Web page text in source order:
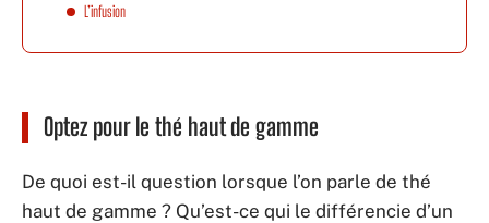
L’infusion
Optez pour le thé haut de gamme
De quoi est-il question lorsque l’on parle de thé
haut de gamme ? Qu’est-ce qui le différencie d’un